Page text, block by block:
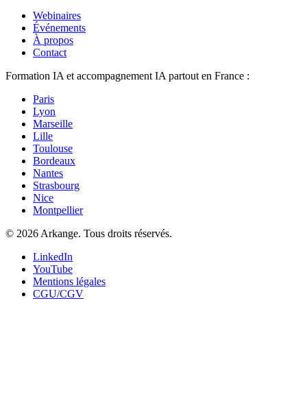
Webinaires
Événements
À propos
Contact
Formation IA et accompagnement IA partout en France :
Paris
Lyon
Marseille
Lille
Toulouse
Bordeaux
Nantes
Strasbourg
Nice
Montpellier
© 2026 Arkange. Tous droits réservés.
LinkedIn
YouTube
Mentions légales
CGU/CGV